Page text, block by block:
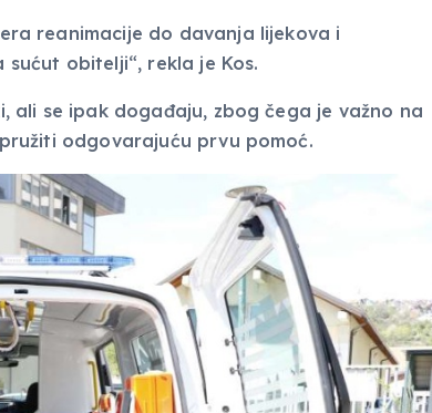
reanimacije do davanja lijekova i
sućut obitelji“, rekla je Kos.
ali se ipak događaju, zbog čega je važno na
odgovarajuću prvu pomoć.